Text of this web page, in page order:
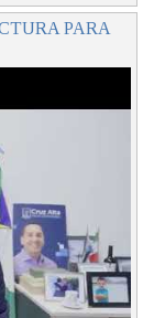
PARA